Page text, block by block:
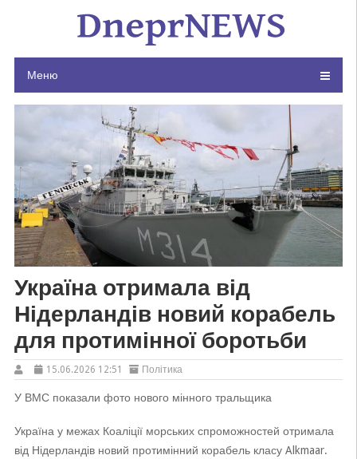
Меню
Україна отримала від
Нідерландів новий корабель
для протимінної боротьби
15.06.2026 12:51 Політика
У ВМС показали фото нового мінного тральщика
Україна у межах Коаліції морських спроможностей отримала
від Нідерландів новий протимінний корабель класу Alkmaar.